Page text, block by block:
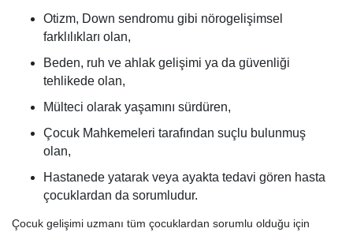
Otizm, Down sendromu gibi nörogelişimsel
farklılıkları olan,
Beden, ruh ve ahlak gelişimi ya da güvenliği
tehlikede olan,
Mülteci olarak yaşamını sürdüren,
Çocuk Mahkemeleri tarafından suçlu bulunmuş
olan,
Hastanede yatarak veya ayakta tedavi gören hasta
çocuklardan da sorumludur.
Çocuk gelişimi uzmanı tüm çocuklardan sorumlu olduğu için